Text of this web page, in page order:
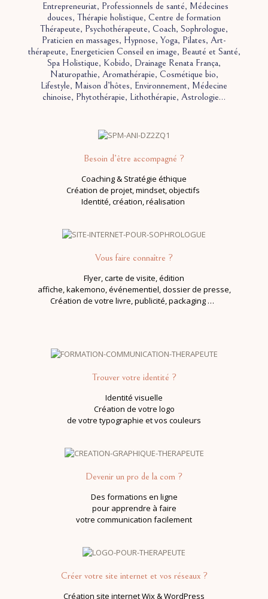
Entrepreneuriat, Professionnels de santé, Médecines
douces, Thérapie holistique, Centre de formation
Thérapeute, Psychothérapeute, Coach, Sophrologue,
Praticien en massages, Hypnose, Yoga, Pilates, Art-
thérapeute, Energeticien Conseil en image, Beauté et Santé,
Spa Holistique, Kobido, Drainage Renata França,
Naturopathie, Aromathérapie, Cosmétique bio,
Lifestyle, Maison d’hôtes, Environnement, Médecine
chinoise, Phytothérapie, Lithothérapie, Astrologie…
Besoin d’être accompagné ?
Coaching & Stratégie éthique
Création de projet,mindset, objectifs
Identité, création, réalisation
Vous faire connaître ?
Flyer, carte de visite, édition
affiche, kakemono, événementiel, dossier de presse,
Création de votre livre, publicité, packaging …
Trouver votre identité ?
Identité visuelle
Création de votre logo
de votre typographie et vos couleurs
Devenir un pro de la com ?
Des formations en ligne
pour apprendre à faire
votre communication facilement
Créer votre site internet et vos réseaux?
Création site internet Wix & WordPress